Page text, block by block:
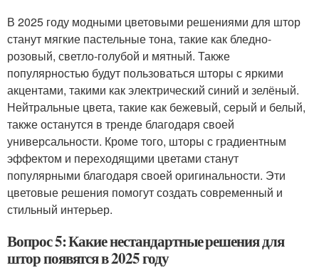
В 2025 году модными цветовыми решениями для штор
станут мягкие пастельные тона, такие как бледно-
розовый, светло-голубой и мятный. Также
популярностью будут пользоваться шторы с яркими
акцентами, такими как электрический синий и зелёный.
Нейтральные цвета, такие как бежевый, серый и белый,
также останутся в тренде благодаря своей
универсальности. Кроме того, шторы с градиентным
эффектом и переходящими цветами станут
популярными благодаря своей оригинальности. Эти
цветовые решения помогут создать современный и
стильный интерьер.
Вопрос 5: Какие нестандартные решения для
штор появятся в 2025 году